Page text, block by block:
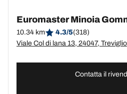
Euromaster Minoia
10.34 km 4.3/5(318)
Viale Col di lana 13, 24047,
Contatta il